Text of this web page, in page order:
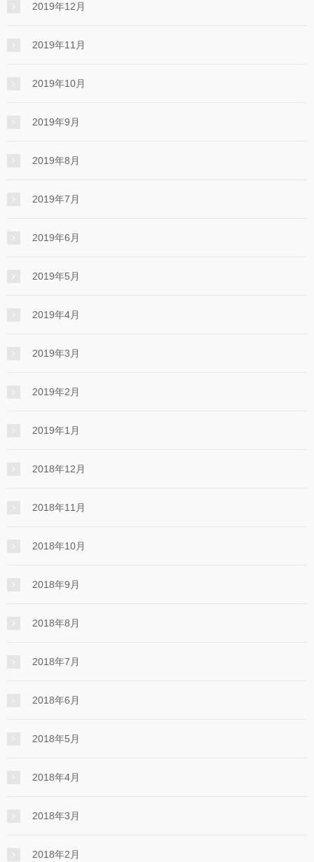
2019年12月
2019年11月
2019年10月
2019年9月
2019年8月
2019年7月
2019年6月
2019年5月
2019年4月
2019年3月
2019年2月
2019年1月
2018年12月
2018年11月
2018年10月
2018年9月
2018年8月
2018年7月
2018年6月
2018年5月
2018年4月
2018年3月
2018年2月